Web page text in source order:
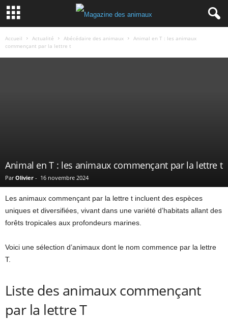
Accueil Actualité Abécédaire des animaux
Animal en T : les animaux
commençant par la lettre t
Animal en T : les animaux commençant par la lettre t
Par Olivier - 16 novembre 2024
Les animaux commençant par la lettre t incluent des espèces
uniques et diversifiées, vivant dans une variété d’habitats allant des
forêts tropicales aux profondeurs marines.
Voici une sélection d’animaux dont le nom commence par la lettre
T.
Liste des animaux commençant
par la lettre T